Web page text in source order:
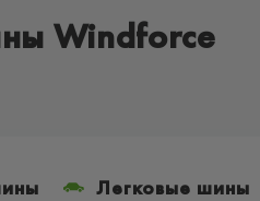
Windforce
Легковые шины